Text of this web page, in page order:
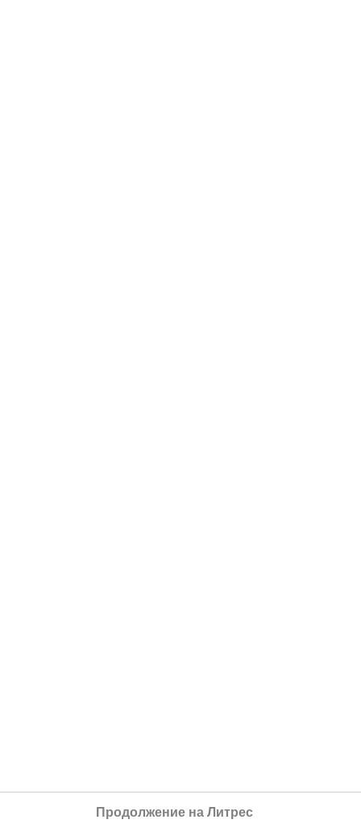
Продолжение на Литрес